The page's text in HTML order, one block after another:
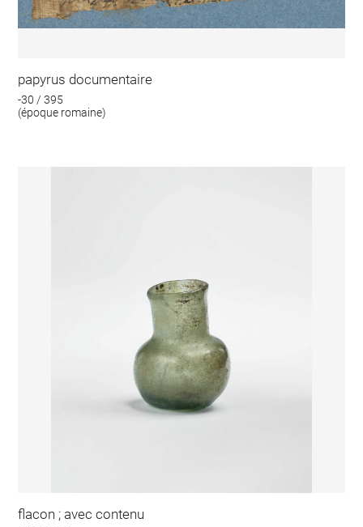
papyrus documentaire
-30 / 395
(époque romaine)
flacon ; avec contenu